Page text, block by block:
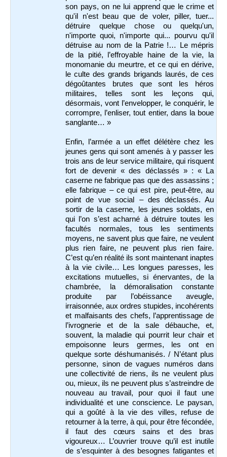
son pays, on ne lui apprend que le crime et
qu'il n'est beau que de voler, piller, tuer...
détruire quelque chose ou quelqu'un,
n'importe quoi, n'importe qui... pourvu qu'il
détruise au nom de la Patrie !… Le mépris
de la pitié, l’effroyable haine de la vie, la
monomanie du meurtre, et ce qui en dérive,
le culte des grands brigands laurés, de ces
dégoûtantes brutes que sont les héros
militaires, telles sont les leçons qui,
désormais, vont l’envelopper, le conquérir, le
corrompre, l’enliser, tout entier, dans la boue
sanglante… »
Enfin, l’armée a un effet délétère chez les
jeunes gens qui sont amenés à y passer les
trois ans de leur service militaire, qui risquent
fort de devenir « des déclassés » : « La
caserne ne fabrique pas que des assassins ;
elle fabrique – ce qui est pire, peut-être, au
point de vue social – des déclassés. Au
sortir de la caserne, les jeunes soldats, en
qui l’on s’est acharné à détruire toutes les
facultés normales, tous les sentiments
moyens, ne savent plus que faire, ne veulent
plus rien faire, ne peuvent plus rien faire.
C’est qu’en réalité ils sont maintenant inaptes
à la vie civile… Les longues paresses, les
excitations mutuelles, si énervantes, de la
chambrée, la démoralisation constante
produite par l’obéissance aveugle,
irraisonnée, aux ordres stupides, incohérents
et malfaisants des chefs, l’apprentissage de
l’ivrognerie et de la sale débauche, et,
souvent, la maladie qui pourrit leur chair et
empoisonne leurs germes, les ont en
quelque sorte déshumanisés. / N’étant plus
personne, sinon de vagues numéros dans
une collectivité de riens, ils ne veulent plus
ou, mieux, ils ne peuvent plus s’astreindre de
nouveau au travail, pour quoi il faut une
individualité et une conscience. Le paysan,
qui a goûté à la vie des villes, refuse de
retourner à la terre, à qui, pour être fécondée,
il faut des cœurs sains et des bras
vigoureux… L’ouvrier trouve qu’il est inutile
de s’esquinter à des besognes fatigantes et